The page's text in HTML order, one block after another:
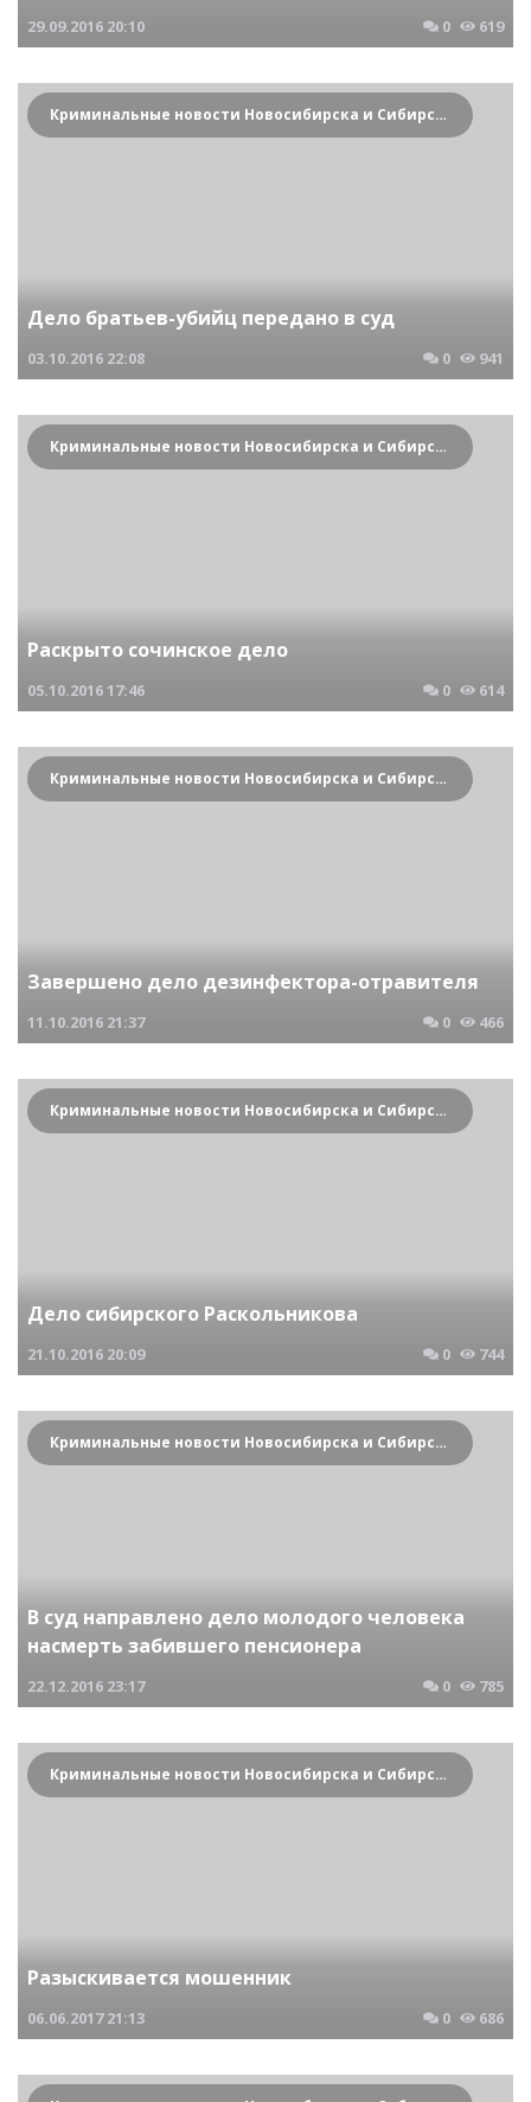
29.09.2016 20:10 0 619
Криминальные новости Новосибирска и Сибирского региона
Дело братьев-убийц передано в суд
03.10.2016 22:08 0 941
Криминальные новости Новосибирска и Сибирского региона
Раскрыто сочинское дело
05.10.201617:46 0 614
Криминальные новости Новосибирска и Сибирского региона
Завершено дело дезинфектора-отравителя
11.10.2016 21:37 0 466
Криминальные новости Новосибирска и Сибирского региона
Дело сибирского Раскольникова
21.10.2016 20:09 0 744
Криминальные новости Новосибирска и Сибирского региона
В суд направлено дело молодого человека
насмерть забившего пенсионера
22.12.2016 23:17 0 785
Криминальные новости Новосибирска и Сибирского региона
Разыскивается мошенник
06.06.2017 21:13 0 686